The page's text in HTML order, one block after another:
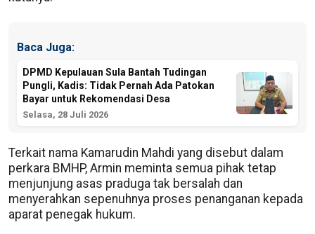
Baca Juga:
DPMD Kepulauan Sula Bantah Tudingan
Pungli, Kadis: Tidak Pernah Ada Patokan
Bayar untuk Rekomendasi Desa
Selasa, 28 Juli 2026
Terkait nama Kamarudin Mahdi yang disebut dalam
perkara BMHP, Armin meminta semua pihak tetap
menjunjung asas praduga tak bersalah dan
menyerahkan sepenuhnya proses penanganan kepada
aparat penegak hukum.